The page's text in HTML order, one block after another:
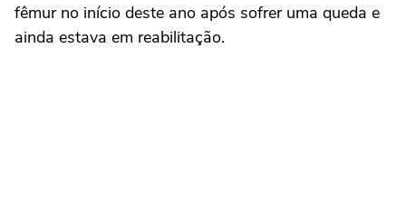
fêmur no início deste ano após sofrer uma queda e
ainda estava em reabilitação.